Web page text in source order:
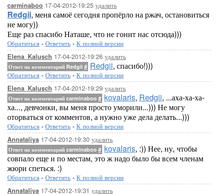
carminaboo 17-04-2012-19:25 удалить
Redgii, меня самоё сегодня пропёрло на ржач, остановиться
не могу))
Еще раз спасибо Наташе, что не гонит нас отсюда)))
Обратиться - Ответить - К полной версии
Elena_Kalusch 17-04-2012-19:26 удалить
Ответ на комментарий Redgii # Redgii, спасибо!)))
Обратиться - Ответить - К полной версии
Elena_Kalusch 17-04-2012-19:29 удалить
Ответ на комментарий carminaboo # kovalaris, Redgii, ...аха-ха-ха-
ха..., девчонки, вы меня просто уморили...))) Не могу
оторваться от комментов, а нужно уже дела делать...)))
Обратиться - Ответить - К полной версии
Annataliya 17-04-2012-19:30 удалить
Ответ на комментарий carminaboo # kovalaris, :)) Нее, ну, чтобы
совпало еще и по местам, это ж надо было бы всем членам
жюри спеться. :)
Обратиться - Ответить - К полной версии
Annataliya 17-04-2012-19:31 удалить